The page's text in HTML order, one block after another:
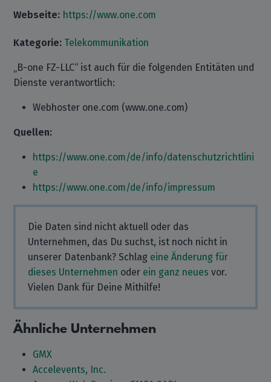
Webseite: https://www.one.com
Kategorie: Telekommunikation
„B-one FZ-LLC“ ist auch für die folgenden Entitäten und
Dienste verantwortlich:
Webhoster one.com (www.one.com)
Quellen:
https://www.one.com/de/info/datenschutzrichtlini
e
https://www.one.com/de/info/impressum
Die Daten sind nicht aktuell oder das
Unternehmen, das Du suchst, ist noch nicht in
unserer Datenbank? Schlag eine Änderung für
dieses Unternehmen oder ein ganz neues vor.
Vielen Dank für Deine Mithilfe!
Ähnliche Unternehmen
GMX
Accelevents, Inc.